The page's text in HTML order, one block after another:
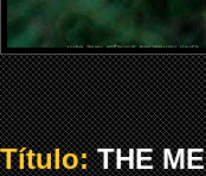
Título:THE